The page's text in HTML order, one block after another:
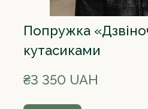
Попружка
кутасиками
₴3 350 UAH